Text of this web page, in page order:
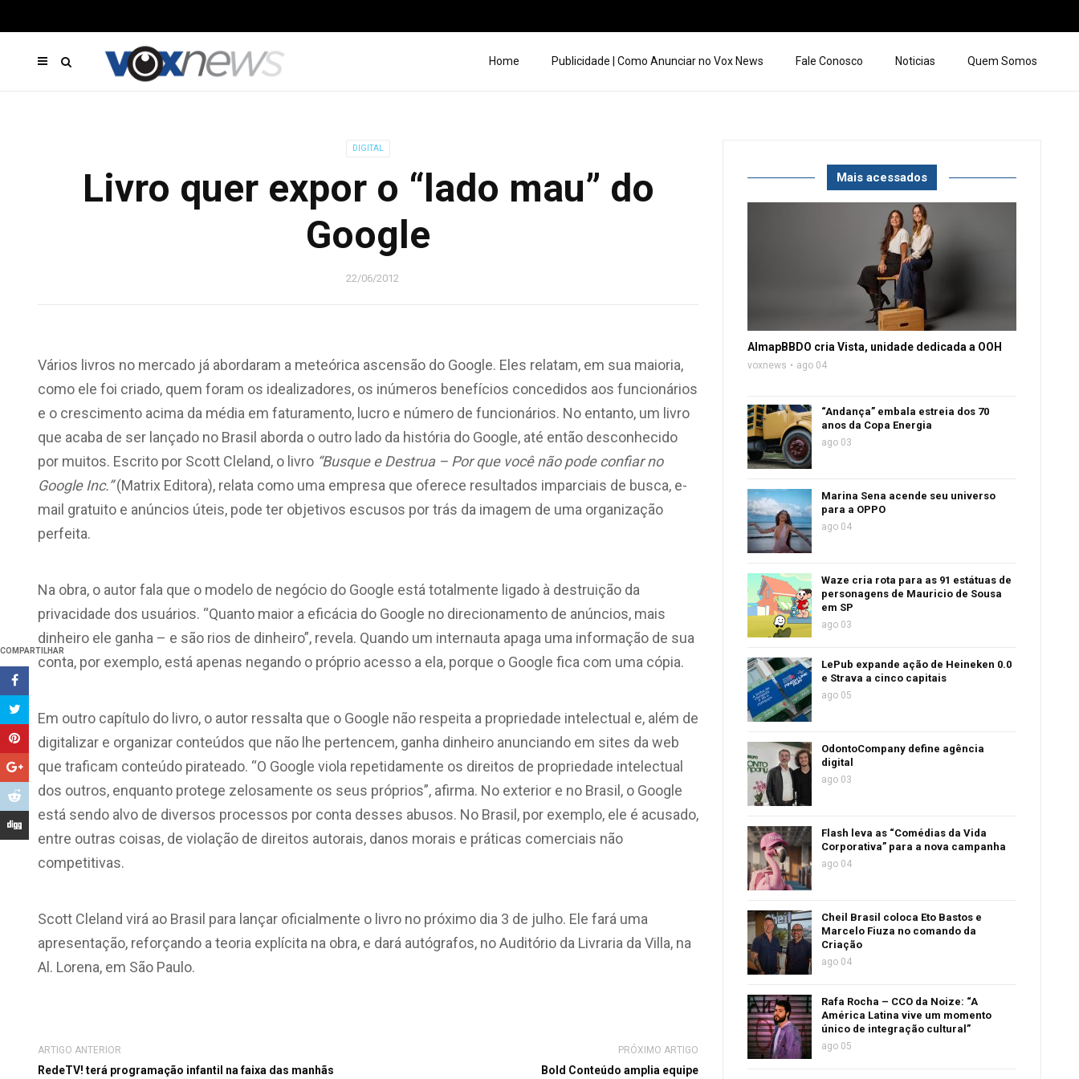
Home Publicidade | Como Anunciar no Vox News Fale Conosco Noticias Quem Somos
DIGITAL
Livro quer expor o “lado mau” do
Google
22/06/2012
COMPARTILHAR
Vários livros no mercado já abordaram a meteórica ascensão do Google. Eles relatam, em sua maioria,
como ele foi criado, quem foram os idealizadores, os inúmeros benefícios concedidos aos funcionários
e o crescimento acima da média em faturamento, lucro e número de funcionários. No entanto, um livro
que acaba de ser lançado no Brasil aborda o outro lado da história do Google, até então desconhecido
por muitos. Escrito por Scott Cleland, o livro “Busque e Destrua – Por que você não pode confiar no
Google Inc.”(Matrix Editora), relata como uma empresa que oferece resultados imparciais de busca, e-
mail gratuito e anúncios úteis, pode ter objetivos escusos por trás da imagem de uma organização
perfeita.
Na obra, o autor fala que o modelo de negócio do Google está totalmente ligado à destruição da
privacidade dos usuários. “Quanto maior a eficácia do Google no direcionamento de anúncios, mais
dinheiro ele ganha – e são rios de dinheiro”, revela. Quando um internauta apaga uma informação de sua
conta, por exemplo, está apenas negando o próprio acesso a ela, porque o Google fica com uma cópia.
Em outro capítulo do livro, o autor ressalta que o Google não respeita a propriedade intelectual e, além de
digitalizar e organizar conteúdos que não lhe pertencem, ganha dinheiro anunciando em sites da web
que traficam conteúdo pirateado. “O Google viola repetidamente os direitos de propriedade intelectual
dos outros, enquanto protege zelosamente os seus próprios”, afirma. No exterior e no Brasil, o Google
está sendo alvo de diversos processos por conta desses abusos. No Brasil, por exemplo, ele é acusado,
entre outras coisas, de violação de direitos autorais, danos morais e práticas comerciais não
competitivas.
Scott Cleland virá ao Brasil para lançar oficialmente o livro no próximo dia 3 de julho. Ele fará uma
apresentação, reforçando a teoria explícita na obra, e dará autógrafos, no Auditório da Livraria da Villa, na
Al. Lorena, em São Paulo.
ARTIGO ANTERIOR
RedeTV! terá programação infantil na faixa das manhãs
PRÓXIMO ARTIGO
Bold Conteúdo amplia equipe
Mais acessados
AlmapBBDO cria Vista, unidade dedicada a OOH
voxnews ago 04
“Andança” embala estreia dos 70
anos da Copa Energia
ago 03
Marina Sena acende seu universo
para a OPPO
ago 04
Waze cria rota para as 91 estátuas de
personagens de Mauricio de Sousa
em SP
ago 03
LePub expande ação de Heineken 0.0
e Strava a cinco capitais
ago 05
OdontoCompany define agência
digital
ago 03
Flash leva as “Comédias da Vida
Corporativa” para a nova campanha
ago 04
Cheil Brasil coloca Eto Bastos e
Marcelo Fiuza no comando da
Criação
ago 04
Rafa Rocha – CCO da Noize: “A
América Latina vive um momento
único de integração cultural”
ago 05